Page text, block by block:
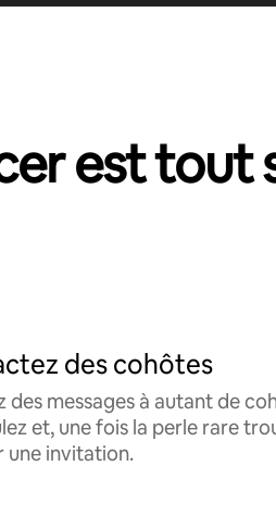
est tout
des cohôtes
des messages à autant de
et, une fois la perle rare
une invitation.